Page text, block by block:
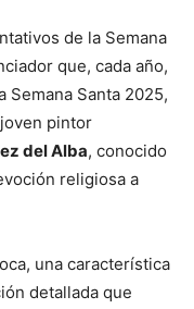
de la Semana
que, cada año,
Semana Santa 2025,
pintor
del Alba, conocido
religiosa a
una característica
detallada que